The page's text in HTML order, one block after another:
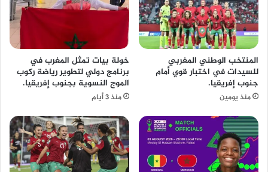
المنتخب الوطني المغربي
للسيدات في اختبار قوي أمام
جنوب إفريقيا.
منذ يومين
خولة بيات تمثل المغرب في
برنامج دولي لتطوير رياضة ركوب
الموج النسوية بجنوب إفريقيا.
منذ 3 أيام